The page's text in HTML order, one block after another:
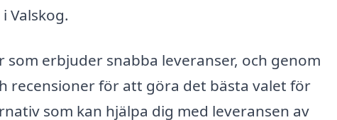
Valskog.
erbjuder snabba leveranser, och genom
recensioner för att göra det bästa valet för
som kan hjälpa dig med leveransen av